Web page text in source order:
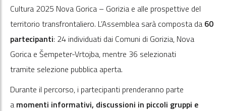
Cultura 2025 Nova Gorica – Gorizia e alle prospettive del
territorio transfrontaliero. L’Assemblea sarà composta da 60
partecipanti: 24 individuati dai Comuni di Gorizia, Nova
Gorica e Šempeter-Vrtojba, mentre 36 selezionati
tramite selezione pubblica aperta.
Durante il percorso, i partecipanti prenderanno parte
a momenti informativi, discussioni in piccoli gruppi e